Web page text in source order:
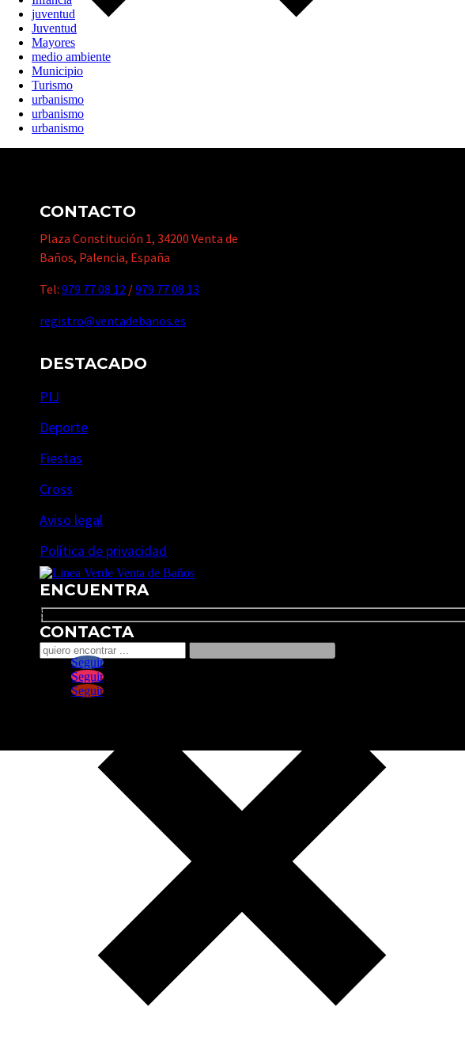
juventud
Juventud
Mayores
medio ambiente
Municipio
Turismo
urbanismo
urbanismo
urbanismo
CONTACTO
Plaza Constitución 1, 34200 Venta de
Baños, Palencia, España
Tel: 979 77 08 12 /979 77 08 13
registro@ventadebanos.es
DESTACADO
PIJ
Deporte
Fiestas
Cross
Aviso legal
Política de privacidad
ENCUENTRA
Search
CONTACTA
Seguir
Seguir
Seguir